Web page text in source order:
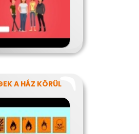
A HÁZ KÖRÜL